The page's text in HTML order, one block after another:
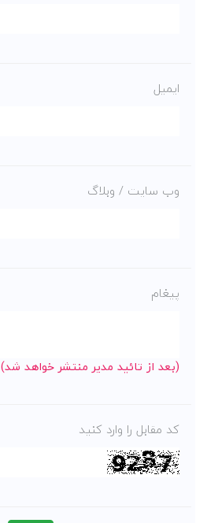
ایمیل
وب سایت / وبلاگ
پیغام
(بعد از تائید مدیر منتشر خواهد شد)
کد مقابل را وارد کنید